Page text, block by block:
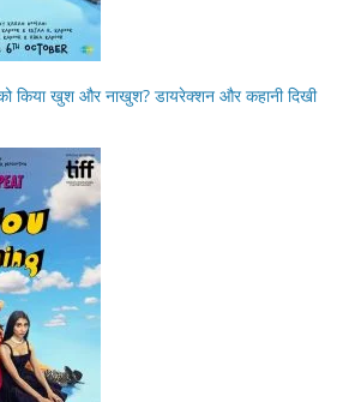
किया खुश और नाखुश? डायरेक्शन और कहानी दिखी